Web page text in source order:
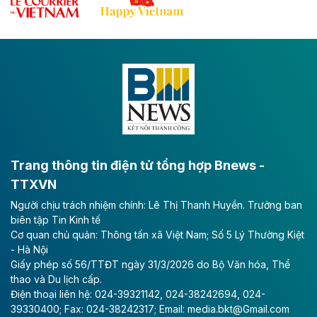
Đề xuất đầu tư 11.500 tỷ đồng xây dựng cao
tốc CT.11 qua Ninh Bình
Đông A dài khoảng 25,1 km được kỳ vọng sẽ tạo động
lực phát triển kinh tế - xã hội khu vực phía Nam đồng
Long Thành
Tổng công ty Cảng hàng không Việt Nam - CTCP
(ACV) vừa lập kỷ lục mới về lợi nhuận trong quý
II/2026.
Theo baodautu.vn
Vinaconex lập đỉnh doanh thu
Tổng CTCP Xuất nhập khẩu và Xây dựng Việt Nam
Trang thông tin điện tử tổng hợp Bnews -
TTXVN
Người chịu trách nhiệm chính: Lê Thị Thanh Huyền. Trưởng ban
biên tập Tin Kinh tế
Cơ quan chủ quản: Thông tấn xã Việt Nam; Số 5 Lý Thường Kiệt
- Hà Nội
Giấy phép số 56/TTĐT ngày 31/3/2026 do Bộ Văn hóa, Thể
thao và Du lịch cấp.
Điện thoại liên hệ: 024-39321142, 024-38242694, 024-
39330400; Fax: 024-38242317; Email: media.bkt@Gmail.com